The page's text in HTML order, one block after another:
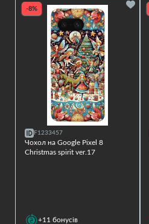
-8%
F1233457
Чохол на Google Pixel 8
Christmas spirit ver.17
+11 бонусів